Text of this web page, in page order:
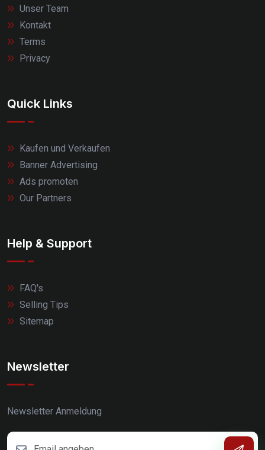
Unser Team
Kontakt
Terms
Privacy
Quick Links
Kaufen und Verkaufen
Banner Advertising
Ads promoten
Our Partners
Help & Support
FAQ's
Selling Tips
Sitemap
Newsletter
Newsletter Anmeldung